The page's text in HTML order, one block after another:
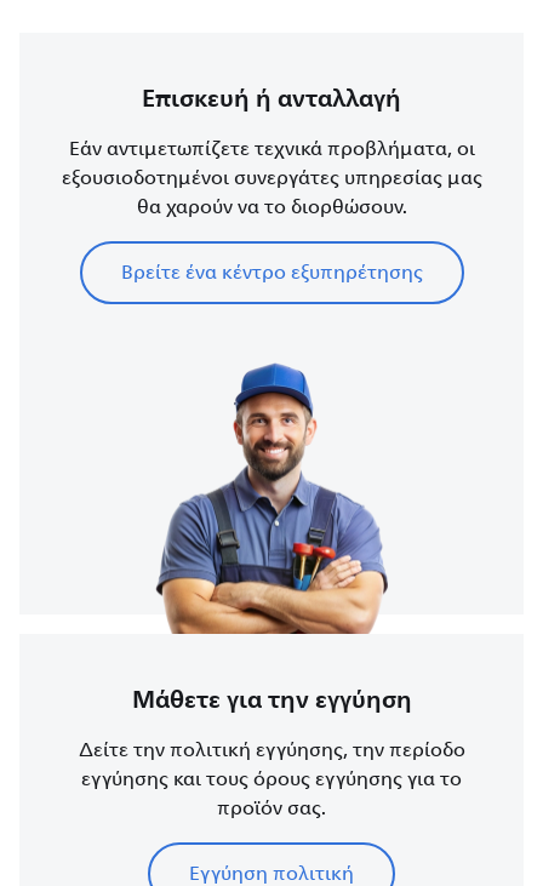
Επισκευή ή ανταλλαγή
Εάν αντιμετωπίζετε τεχνικά προβλήματα, οι
εξουσιοδοτημένοι συνεργάτες υπηρεσίας μας
θα χαρούν να το διορθώσουν.
Βρείτε ένα κέντρο εξυπηρέτησης
Μάθετε για την εγγύηση
Δείτε την πολιτική εγγύησης, την περίοδο
εγγύησης και τους όρους εγγύησης για το
προϊόν σας.
Εγγύηση πολιτική